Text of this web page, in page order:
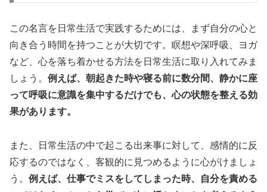
この名言を日常生活で実践するためには、まず自分の心と
向き合う時間を持つことが大切です。瞑想や深呼吸、ヨガ
など、心を落ち着かせる方法を日常生活に取り入れてみま
しょう。 例えば、朝起きた時や寝る前に数分間、静かに座
って呼吸に意識を集中するだけでも、心の状態を整える効
果があります。
また、日常生活の中で起こる出来事に対して、感情的に反
応するのではなく、客観的に見つめるように心がけましょ
う。 例えば、仕事でミスをしてしまった時、自分を責める